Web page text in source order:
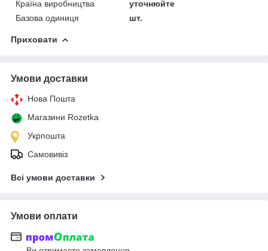
Країна виробництва
уточнюйте
Базова одиниця
шт.
Приховати
Умови доставки
Нова Пошта
Магазини Rozetka
Укрпошта
Самовивіз
Всі умови доставки
Умови оплати